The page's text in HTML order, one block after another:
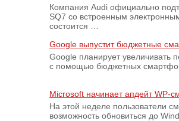
Компания Audi официально
SQ7 со встроенным
состоится …
Google выпустит бюджетные
Google планирует увеличивать
с помощью бюджетных
Microsoft начинает апдейт WP-
На этой неделе пользователи
возможность обновиться до